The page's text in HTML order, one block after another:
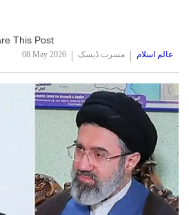
This Post
08 May 2026 مسرت ڈیسک عالم اسلام